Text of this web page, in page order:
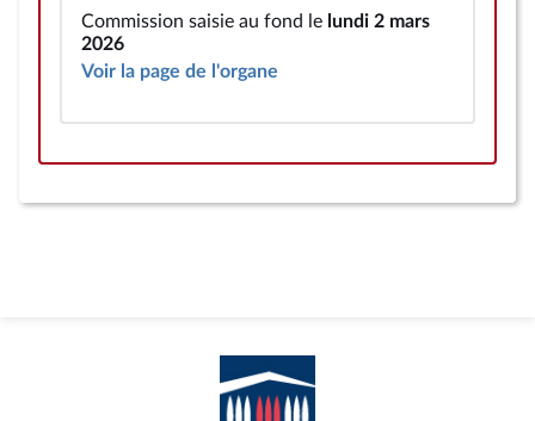
Commission saisie au fond le lundi 2 mars
2026
Voir la page de l'organe